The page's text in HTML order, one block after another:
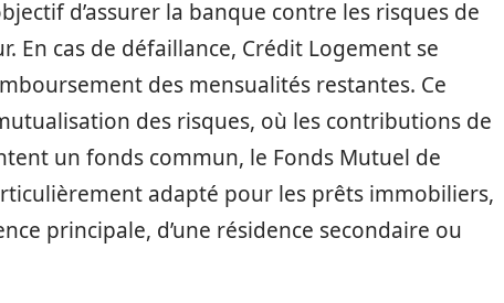
d’assurer la banque contre les risques de
En cas de défaillance, Crédit Logement se
des mensualités restantes. Ce
des risques, où les contributions de
un fonds commun, le Fonds Mutuel de
adapté pour les prêts immobiliers,
principale, d’une résidence secondaire ou